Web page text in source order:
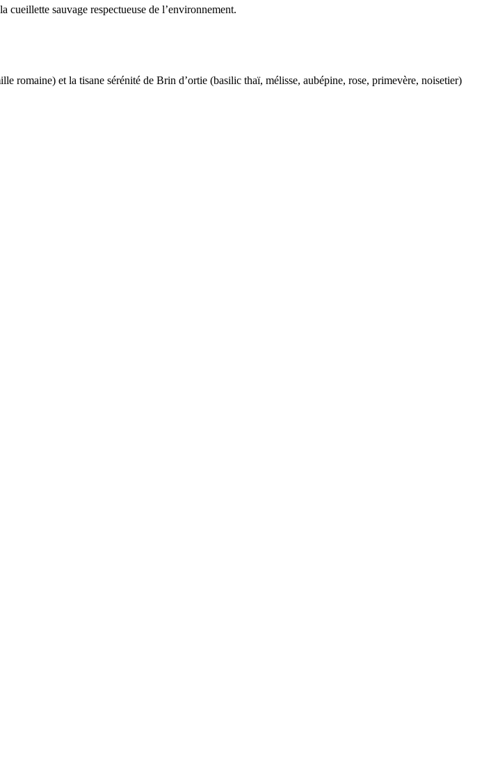
sauvage respectueuse de l’environnement.
romaine) et la tisane sérénité de Brin d’ortie (basilic thaï, mélisse, aubépine, rose, primevère, noisetier)